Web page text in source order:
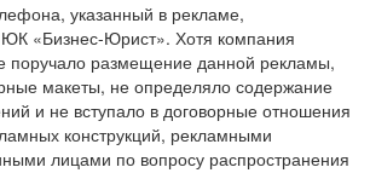
указанный в рекламе,
«Бизнес-Юрист». Хотя компания
поручало размещение данной рекламы,
макеты, не определяло содержание
и не вступало в договорные отношения
конструкций, рекламными
лицами по вопросу распространения